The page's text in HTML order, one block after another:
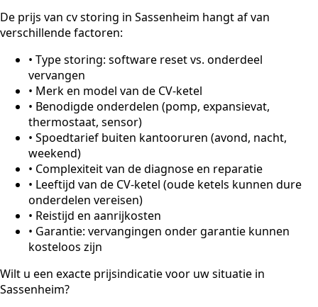
De prijs van cv storing in Sassenheim hangt af van
verschillende factoren:
• Type storing: software reset vs. onderdeel
vervangen
• Merk en model van de CV-ketel
• Benodigde onderdelen (pomp, expansievat,
thermostaat, sensor)
• Spoedtarief buiten kantooruren (avond, nacht,
weekend)
• Complexiteit van de diagnose en reparatie
• Leeftijd van de CV-ketel (oude ketels kunnen dure
onderdelen vereisen)
• Reistijd en aanrijkosten
• Garantie: vervangingen onder garantie kunnen
kosteloos zijn
Wilt u een exacte prijsindicatie voor uw situatie in
Sassenheim?